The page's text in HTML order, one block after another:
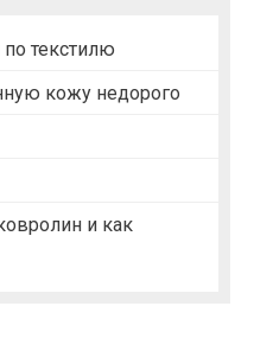
текстилю
кожу недорого
и как